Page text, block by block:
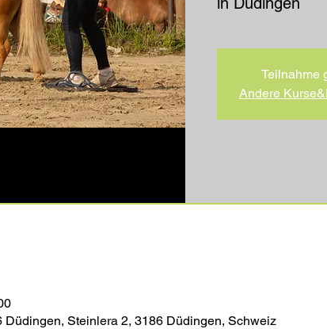
Teilnahme
Andere
Steinlera 2, 3186 Düdingen, Schweiz